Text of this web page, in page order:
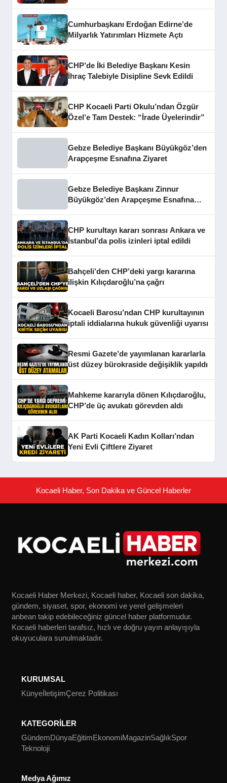
Cumhurbaşkanı Erdoğan Edirne’de
Milyarlık Yatırımları Hizmete Açtı
CHP’de İki Belediye Başkanı Kesin
İhraç Talebiyle Disipline Sevk Edildi
CHP Kocaeli Parti Okulu’ndan Özgür
Özel’e Tam Destek: “İrade Üyelerindir”
Gebze Belediye Başkanı Büyükgöz’den
Arapçeşme Esnafına Ziyaret
Gebze Belediye Başkanı Zinnur
Büyükgöz’den Arapçeşme Esnafına
CHP kurultayı kararı sonrası Ankara ve
İstanbul’da polis izinleri iptal edildi
Bahçeli’den CHP’deki yargı kararına
ilişkin Kılıçdaroğlu’na çağrı
Kocaeli Barosu’ndan CHP kurultayının
iptali iddialarına hukuk güvenliği uyarısı
Resmi Gazete’de yayımlanan kararlarla
üst düzey bürokraside değişiklik yapıldı
Mahkeme kararıyla dönen Kılıçdaroğlu,
CHP’de üç avukatı görevden aldı
AK Parti Kocaeli Kadın Kolları’ndan
Yeni Evli Çiftlere Ziyaret
Kocaeli Haber, Son Dakika ve Güncel Haberler
Kocaeli Haber Merkezi, Kocaeli haber, Kocaeli son dakika,
gündem, siyaset, spor, ekonomi ve yerel gelişmeleri
anbean takip edebileceğiniz güncel haber platformudur.
Kocaeli haberleri tarafsız, hızlı ve doğru yayın anlayışıyla
okuyuculara sunulmaktadır.
KURUMSAL
KünyeİletişimÇerez Politikası
KATEGORİLER
GündemDünyaEğitimEkonomiMagazinSağlıkSpor
Teknoloji
Medya Ağımız